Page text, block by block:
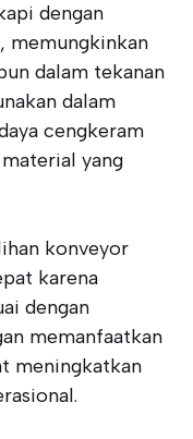
dengan
memungkinkan
dalam tekanan
dalam
cengkeram
yang
konveyor
karena
dengan
memanfaatkan
meningkatkan